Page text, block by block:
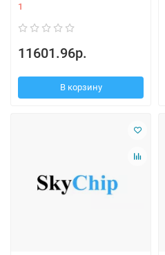
1
11601.96р.
В корзину